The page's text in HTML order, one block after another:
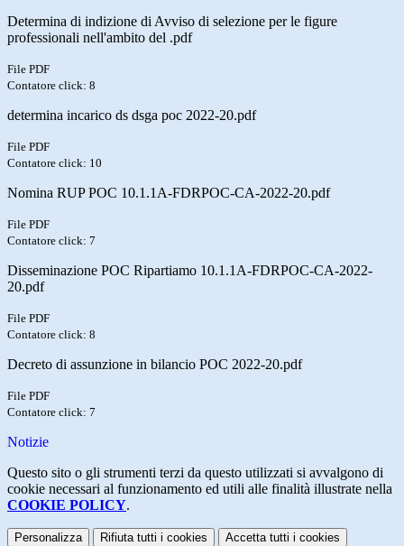
Determina di indizione di Avviso di selezione per le figure
professionali nell'ambito del .pdf
File PDF
Contatore click: 8
determina incarico ds dsga poc 2022-20.pdf
File PDF
Contatore click: 10
Nomina RUP POC 10.1.1A-FDRPOC-CA-2022-20.pdf
File PDF
Contatore click: 7
Disseminazione POC Ripartiamo 10.1.1A-FDRPOC-CA-2022-
20.pdf
File PDF
Contatore click: 8
Decreto di assunzione in bilancio POC 2022-20.pdf
File PDF
Contatore click: 7
Notizie
Questo sito o gli strumenti terzi da questo utilizzati si avvalgono di
cookie necessari al funzionamento ed utili alle finalità illustrate nella
COOKIE POLICY.
Personalizza Rifiuta tutti i cookies Accetta tutti i cookies